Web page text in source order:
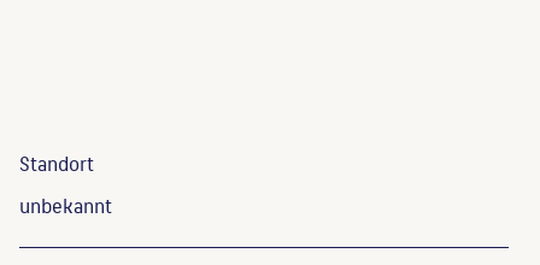
Standort
unbekannt